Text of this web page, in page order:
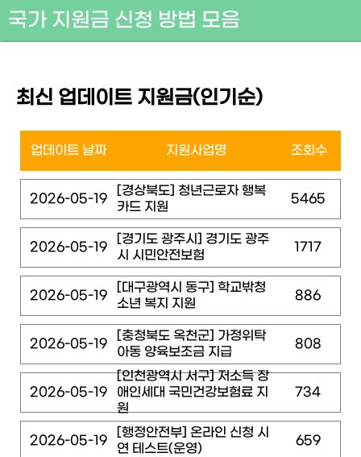
국가 지원금 신청 방법 모음
최신 업데이트 지원금(인기순)
업데이트 날짜 지원사업명 조회수
2026-05-19
[경상북도] 청년근로자 행복
카드 지원
5465
2026-05-19
[경기도 광주시] 경기도 광주
시 시민안전보험
1717
2026-05-19
[대구광역시 동구] 학교밖청
소년 복지 지원
886
2026-05-19
[충청북도 옥천군] 가정위탁
아동 양육보조금 지급
808
2026-05-19
[인천광역시 서구] 저소득 장
애인세대 국민건강보험료 지
원
734
2026-05-19
[행정안전부] 온라인 신청 시
연 테스트(운영)
659